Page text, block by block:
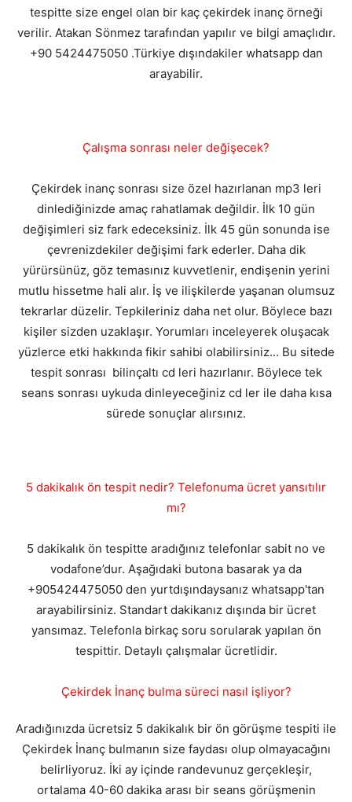
tespitte size engel olan bir kaç çekirdek inanç örneği
verilir. Atakan Sönmez tarafından yapılır ve bilgi amaçlıdır.
+90 5424475050 .Türkiye dışındakiler whatsapp dan
arayabilir.
Çalışma sonrası neler değişecek?
Çekirdek inanç sonrası size özel hazırlanan mp3 leri
dinlediğinizde amaç rahatlamak değildir. İlk 10 gün
değişimleri siz fark edeceksiniz. İlk 45 gün sonunda ise
çevrenizdekiler değişimi fark ederler. Daha dik
yürürsünüz, göz temasınız kuvvetlenir, endişenin yerini
mutlu hissetme hali alır. İş ve ilişkilerde yaşanan olumsuz
tekrarlar düzelir. Tepkileriniz daha net olur. Böylece bazı
kişiler sizden uzaklaşır. Yorumları inceleyerek oluşacak
yüzlerce etki hakkında fikir sahibi olabilirsiniz... Bu sitede
tespit sonrası bilinçaltı cd leri hazırlanır. Böylece tek
seans sonrası uykuda dinleyeceğiniz cd ler ile daha kısa
sürede sonuçlar alırsınız.
5 dakikalık ön tespit nedir? Telefonuma ücret yansıtılır
mı?
5 dakikalık ön tespitte aradığınız telefonlar sabit no ve
vodafone’dur. Aşağıdaki butona basarak ya da
+905424475050 den yurtdışındaysanız whatsapp'tan
arayabilirsiniz. Standart dakikanız dışında bir ücret
yansımaz. Telefonla birkaç soru sorularak yapılan ön
tespittir. Detaylı çalışmalar ücretlidir.
Çekirdek İnanç bulma süreci nasıl işliyor?
Aradığınızda ücretsiz 5 dakikalık bir ön görüşme tespiti ile
Çekirdek İnanç bulmanın size faydası olup olmayacağını
belirliyoruz. İki ay içinde randevunuz gerçekleşir,
ortalama 40-60 dakika arası bir seans görüşmenin